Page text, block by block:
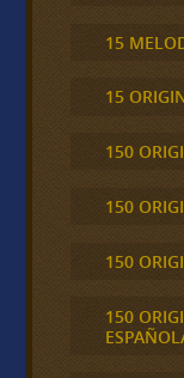
15
15
150
150
150
150